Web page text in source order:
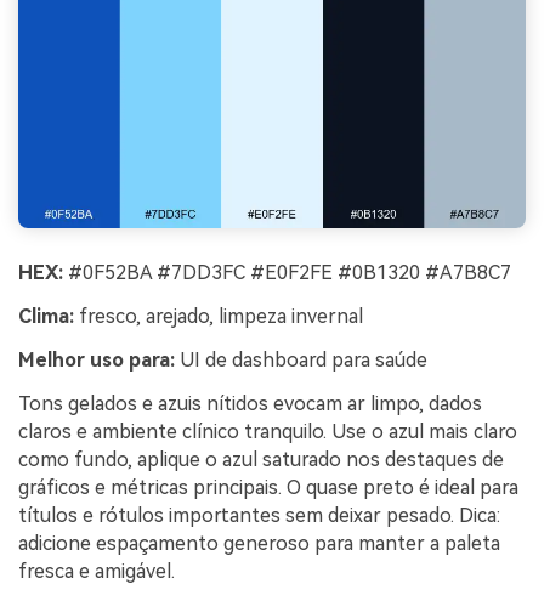
HEX: #0F52BA #7DD3FC #E0F2FE #0B1320 #A7B8C7
Clima: fresco, arejado, limpeza invernal
Melhor uso para: UI de dashboard para saúde
Tons gelados e azuis nítidos evocam ar limpo, dados
claros e ambiente clínico tranquilo. Use o azul mais claro
como fundo, aplique o azul saturado nos destaques de
gráficos e métricas principais. O quase preto é ideal para
títulos e rótulos importantes sem deixar pesado. Dica:
adicione espaçamento generoso para manter a paleta
fresca e amigável.